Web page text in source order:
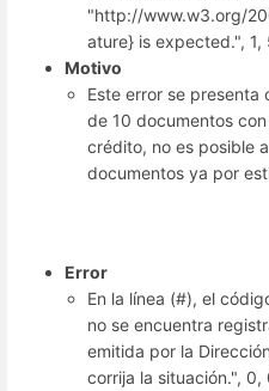
"http://www.w3.org/
ature} is expected.", 1,
Motivo
Este error se presenta
de 10 documentos
crédito, no es posible
documentos ya por
Error
En la línea (#), el
no se encuentra
emitida por la
corrija la situación.", 0,